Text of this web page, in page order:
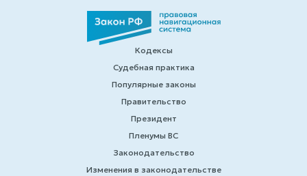
Кодексы
Судебная практика
Популярные законы
Правительство
Президент
Пленумы ВС
Законодательство
Изменения в законодательстве